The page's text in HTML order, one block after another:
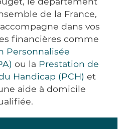
de la France,
dans vos
financières comme
Personnalisée
ou la Prestation de
Handicap (PCH) et
aide à domicile